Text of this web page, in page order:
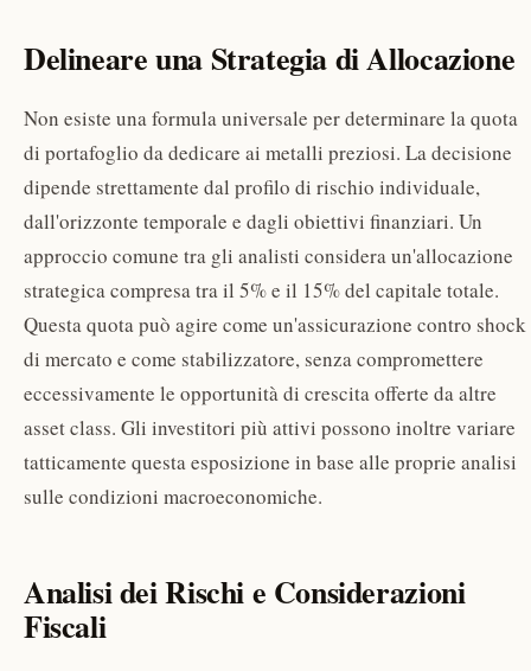
Delineare una Strategia di Allocazione
Non esiste una formula universale per determinare la quota
di portafoglio da dedicare ai metalli preziosi. La decisione
dipende strettamente dal profilo di rischio individuale,
dall'orizzonte temporale e dagli obiettivi finanziari. Un
approccio comune tra gli analisti considera un'allocazione
strategica compresa tra il 5% e il 15% del capitale totale.
Questa quota può agire come un'assicurazione contro shock
di mercato e come stabilizzatore, senza compromettere
eccessivamente le opportunità di crescita offerte da altre
asset class. Gli investitori più attivi possono inoltre variare
tatticamente questa esposizione in base alle proprie analisi
sulle condizioni macroeconomiche.
Analisi dei Rischi e Considerazioni
Fiscali